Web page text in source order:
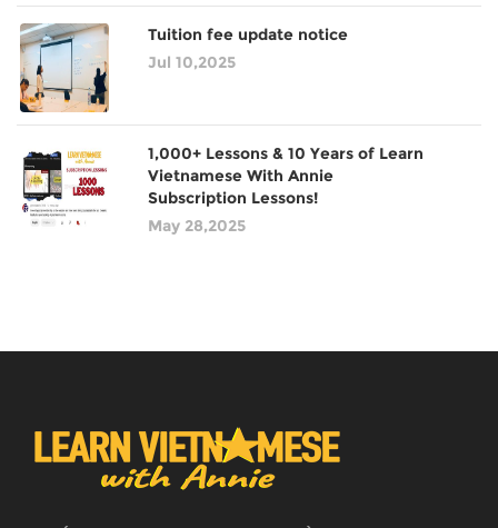
Tuition fee update notice
Jul 10,2025
1,000+ Lessons & 10 Years of Learn
Vietnamese With Annie
Subscription Lessons!
May 28,2025